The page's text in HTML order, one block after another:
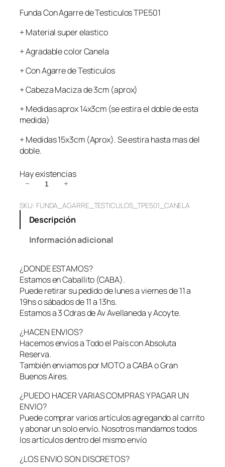
Funda Con Agarre de Testiculos TPE501
+ Material super elastico
+ Agradable color Canela
+ Con Agarre de Testiculos
+ Cabeza Maciza de 3cm (aprox)
+ Medidas aprox 14x3cm (se estira el doble de esta
medida)
+ Medidas 15x3cm (Aprox). Se estira hasta mas del
doble.
Hay existencias
n
a
A
g
a
r
r
e
T
e
s
t
c
u
l
o
s
a
− +
SKU: FUNDA_AGARRE_TESTICULOS_TPE501_CANELA
Descripción
Información adicional
¿DONDE ESTAMOS?
Estamos en Caballito (CABA).
Puede retirar su pedido de lunes a viernes de 11 a
19hs o sábados de 11 a 13hs.
Estamos a 3 Cdras de Av Avellaneda y Acoyte.
¿HACEN ENVIOS?
Hacemos envíos a Todo el País con Absoluta
Reserva.
También enviamos por MOTO a CABA o Gran
Buenos Aires.
¿PUEDO HACER VARIAS COMPRAS Y PAGAR UN
ENVIO?
Puede comprar varios artículos agregando al carrito
y abonar un solo envío. Nosotros mandamos todos
los artículos dentro del mismo envío
¿LOS ENVIO SON DISCRETOS?